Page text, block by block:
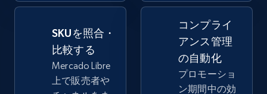
Seller reviews, Breadcrumbs, Root category, and
2.5K+ 今すぐ始める
SKUを照合・
比較する
Mercado Libre
上で販売者や
コンプライ
アンス管理
の自動化
プロモーショ
ン期間中の効